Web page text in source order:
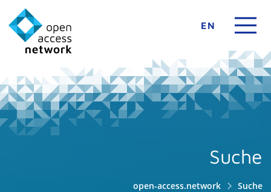
EN
Suche
open-access.network Suche